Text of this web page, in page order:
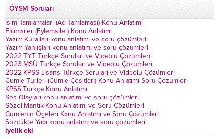
ÖYSM Soruları
İsim Tamlamaları (Ad Tamlaması) Konu Anlatımı
Fiilimsiler (Eylemsiler) Konu Anlatımı
Yazım Kuralları konu anlatımı ve soru çözümleri
Yazım Yanlışları konu anlatımı ve soru çözümleri
2022 TYT Türkçe Soruları ve Videolu Çözümleri
2023 MSÜ Türkçe Soruları ve Videolu Çözümleri
2022 KPSS Lisans Türkçe Soruları ve Videolu Çözümleri
Cümle Türleri (Cümle Çeşitleri) Konu Anlatımı Soru Çözümleri
KPSS Türkçe Konu Anlatımı
Ses Olayları konu anlatımı ve soru çözümleri
Sözel Mantık Konu Anlatımı ve Soru Çözümleri
Cümlenin Ögeleri Konu Anlatımı ve Soru Çözümleri
Sözcükte Yapı konu anlatımı ve soru çözümleri
iyelik eki